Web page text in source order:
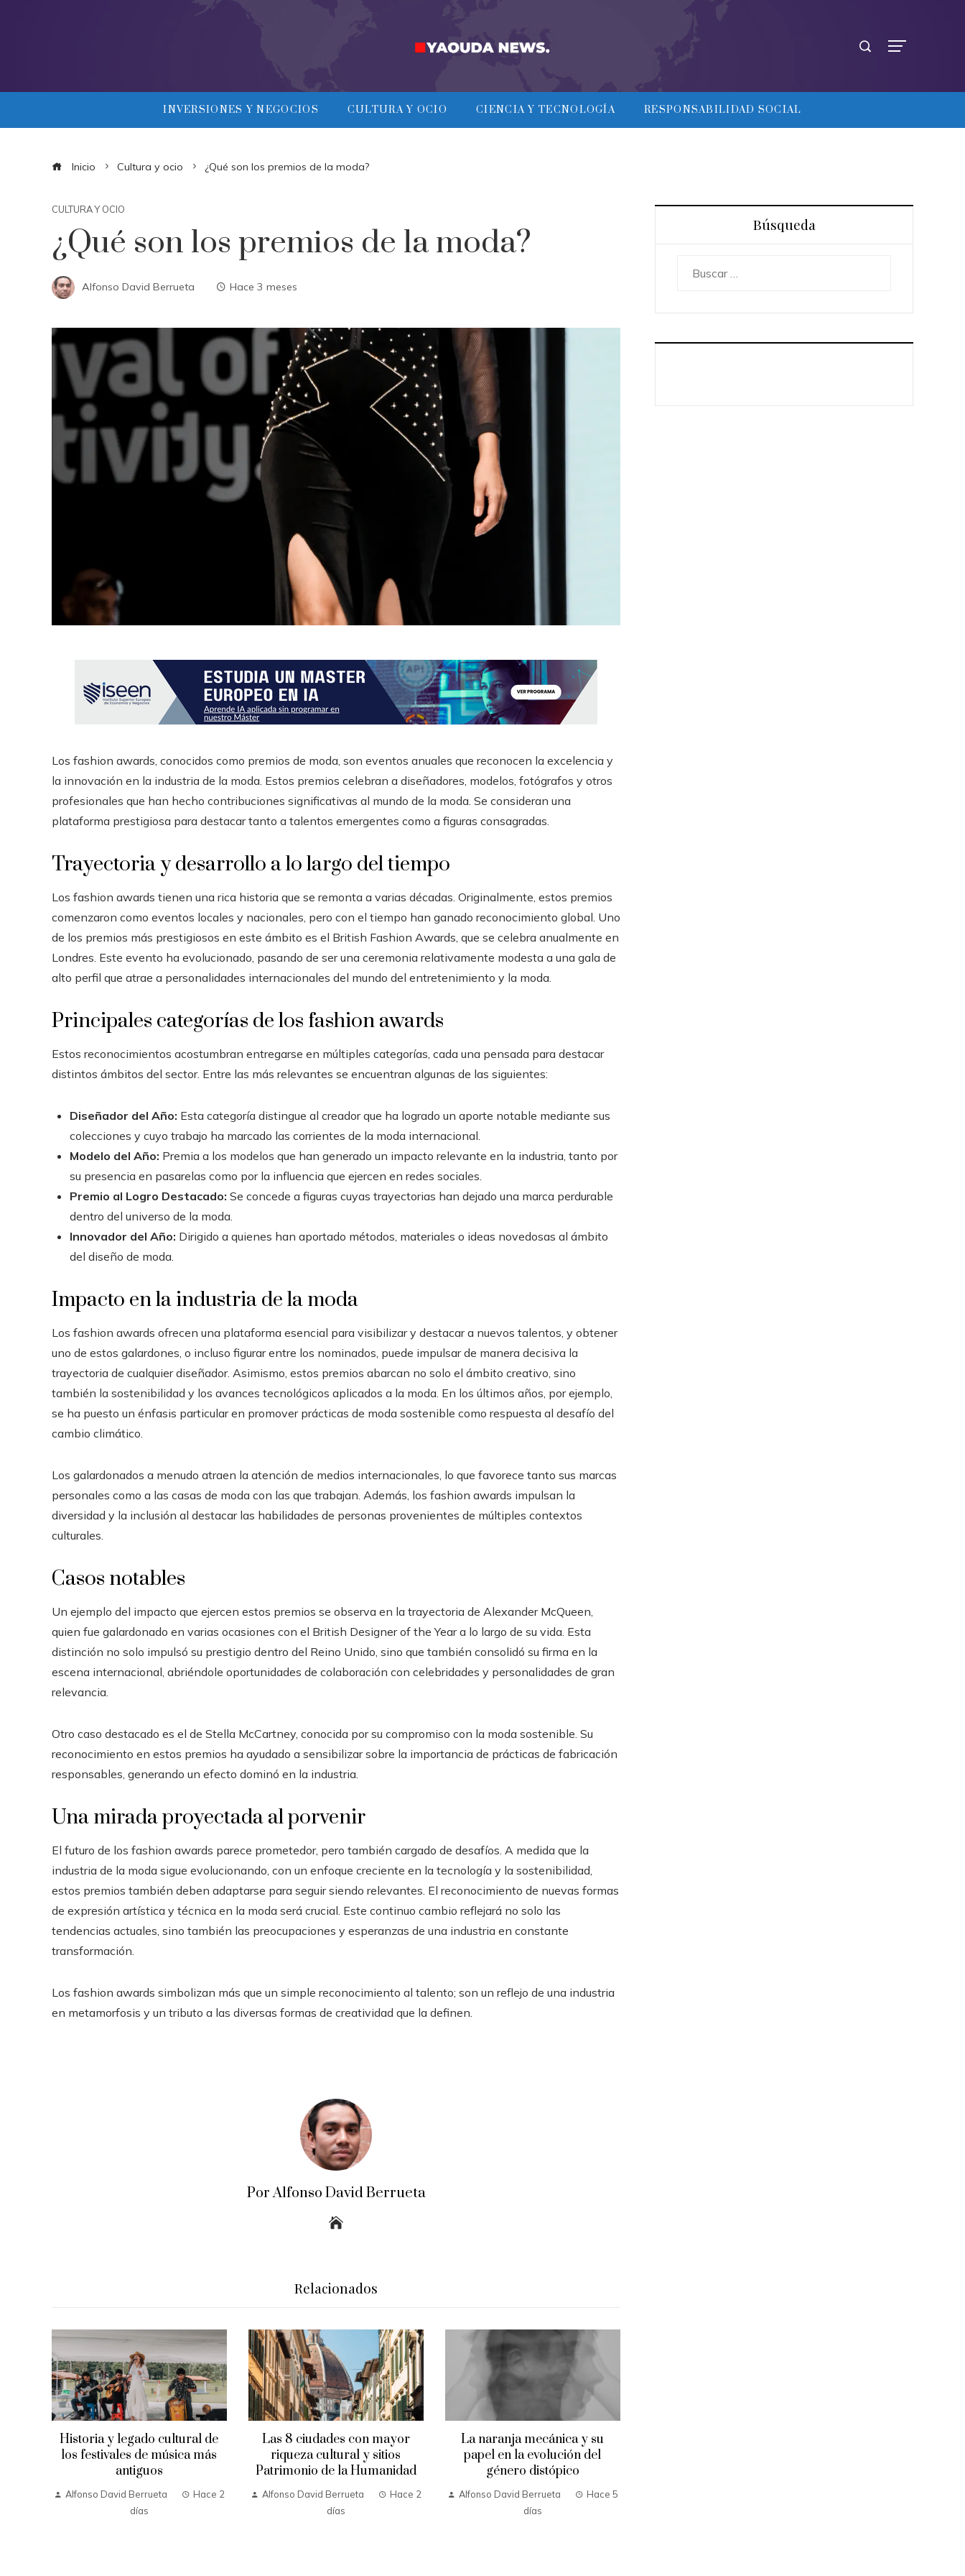
INVERSIONES Y NEGOCIOS CULTURA Y OCIO CIENCIA Y TECNOLOGÍA RESPONSABILIDAD SOCIAL
Inicio Cultura y ocio ¿Qué son los premios de la moda?
CULTURA Y OCIO
¿Qué son los premios de la moda?
Alfonso David Berrueta Hace 3 meses
Los fashion awards, conocidos como premios de moda, son eventos anuales que reconocen la excelencia y
la innovación en la industria de la moda. Estos premios celebran a diseñadores, modelos, fotógrafos y otros
profesionales que han hecho contribuciones significativas al mundo de la moda. Se consideran una
plataforma prestigiosa para destacar tanto a talentos emergentes como a figuras consagradas.
Trayectoria y desarrollo a lo largo del tiempo
Los fashion awards tienen una rica historia que se remonta a varias décadas. Originalmente, estos premios
comenzaron como eventos locales y nacionales, pero con el tiempo han ganado reconocimiento global. Uno
de los premios más prestigiosos en este ámbito es el British Fashion Awards, que se celebra anualmente en
Londres. Este evento ha evolucionado, pasando de ser una ceremonia relativamente modesta a una gala de
alto perfil que atrae a personalidades internacionales del mundo del entretenimiento y la moda.
Principales categorías de los fashion awards
Estos reconocimientos acostumbran entregarse en múltiples categorías, cada una pensada para destacar
distintos ámbitos del sector. Entre las más relevantes se encuentran algunas de las siguientes:
Diseñador del Año: Esta categoría distingue al creador que ha logrado un aporte notable mediante sus
colecciones y cuyo trabajo ha marcado las corrientes de la moda internacional.
Modelo del Año: Premia a los modelos que han generado un impacto relevante en la industria, tanto por
su presencia en pasarelas como por la influencia que ejercen en redes sociales.
Premio al Logro Destacado: Se concede a figuras cuyas trayectorias han dejado una marca perdurable
dentro del universo de la moda.
Innovador del Año: Dirigido a quienes han aportado métodos, materiales o ideas novedosas al ámbito
del diseño de moda.
Impacto en la industria de la moda
Los fashion awards ofrecen una plataforma esencial para visibilizar y destacar a nuevos talentos, y obtener
uno de estos galardones, o incluso figurar entre los nominados, puede impulsar de manera decisiva la
trayectoria de cualquier diseñador. Asimismo, estos premios abarcan no solo el ámbito creativo, sino
también la sostenibilidad y los avances tecnológicos aplicados a la moda. En los últimos años, por ejemplo,
se ha puesto un énfasis particular en promover prácticas de moda sostenible como respuesta al desafío del
cambio climático.
Los galardonados a menudo atraen la atención de medios internacionales, lo que favorece tanto sus marcas
personales como a las casas de moda con las que trabajan. Además, los fashion awards impulsan la
diversidad y la inclusión al destacar las habilidades de personas provenientes de múltiples contextos
culturales.
Casos notables
Un ejemplo del impacto que ejercen estos premios se observa en la trayectoria de Alexander McQueen,
quien fue galardonado en varias ocasiones con el British Designer of the Year a lo largo de su vida. Esta
distinción no solo impulsó su prestigio dentro del Reino Unido, sino que también consolidó su firma en la
escena internacional, abriéndole oportunidades de colaboración con celebridades y personalidades de gran
relevancia.
Otro caso destacado es el de Stella McCartney, conocida por su compromiso con la moda sostenible. Su
reconocimiento en estos premios ha ayudado a sensibilizar sobre la importancia de prácticas de fabricación
responsables, generando un efecto dominó en la industria.
Una mirada proyectada al porvenir
El futuro de los fashion awards parece prometedor, pero también cargado de desafíos. A medida que la
industria de la moda sigue evolucionando, con un enfoque creciente en la tecnología y la sostenibilidad,
estos premios también deben adaptarse para seguir siendo relevantes. El reconocimiento de nuevas formas
de expresión artística y técnica en la moda será crucial. Este continuo cambio reflejará no solo las
tendencias actuales, sino también las preocupaciones y esperanzas de una industria en constante
transformación.
Los fashion awards simbolizan más que un simple reconocimiento al talento; son un reflejo de una industria
en metamorfosis y un tributo a las diversas formas de creatividad que la definen.
Por Alfonso David Berrueta
Relacionados
Historia y legado cultural de
los festivales de música más
antiguos
Alfonso David Berrueta
Hace 2
días
Las 8 ciudades con mayor
riqueza cultural y sitios
Patrimonio de la Humanidad
Alfonso David Berrueta
Hace 2
días
La naranja mecánica y su
papel en la evolución del
género distópico
Alfonso David Berrueta
Hace 5
días
Búsqueda